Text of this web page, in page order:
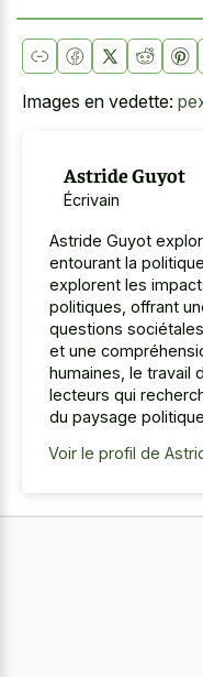
Images en vedette:
Astride Guyot
Écrivain
Astride Guyot
entourant la
explorent les
politiques, offrant
questions
et une
humaines, le travail
lecteurs qui
du paysage
Voir le profil de